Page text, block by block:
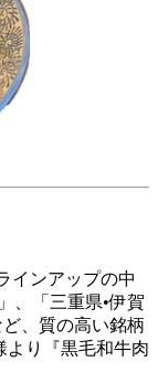
インアップの中
、「三重県•伊賀
、質の高い銘柄
より『黒毛和牛肉